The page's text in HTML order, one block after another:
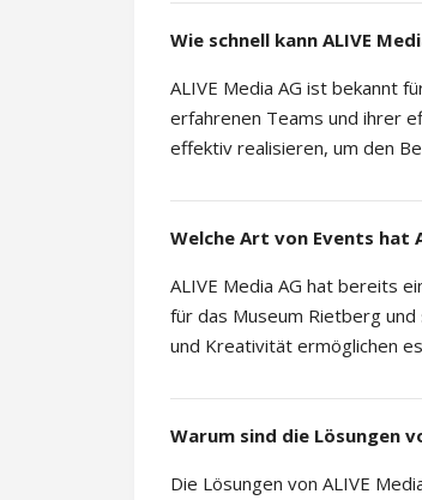
Wie schnell kann ALIVE
ALIVE Media AG ist bekannt
erfahrenen Teams und ihrer
effektiv realisieren, um den
Welche Art von Events hat
ALIVE Media AG hat bereits
für das Museum Rietberg
und Kreativität ermöglichen
Warum sind die Lösungen
Die Lösungen von ALIVE